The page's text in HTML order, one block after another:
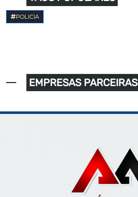
POLICIA
EMPRESAS PARCEIRAS